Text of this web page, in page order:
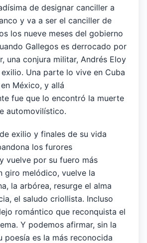
de designar canciller a
y va a ser el canciller de
los nueve meses del gobierno
Gallegos es derrocado por
una conjura militar, Andrés Eloy
Una parte lo vive en Cuba
México, y allá
fue que lo encontró la muerte
automovilístico.
exilio y finales de su vida
los furores
vuelve por su fuero más
giro melódico, vuelve la
la arbórea, resurge el alma
el saludo criollista. Incluso
romántico que reconquista el
Y podemos afirmar, sin la
poesía es la más reconocida